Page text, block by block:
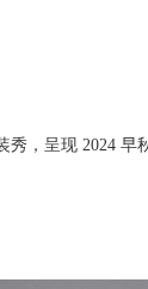
秀，呈现 2024 早